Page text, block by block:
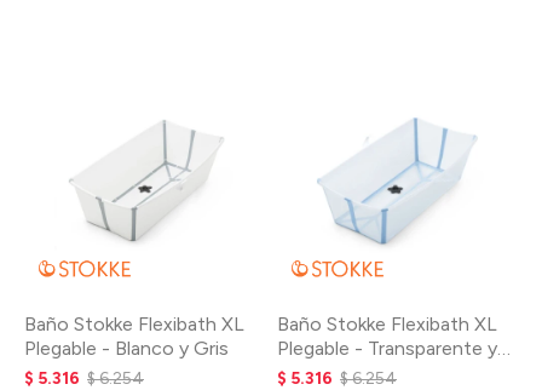
Baño Stokke Flexibath XL
Plegable - Blanco y Gris
$ 5.316 $6.254
Baño Stokke Flexibath XL
Plegable - Transparente y
Celeste
$ 5.316 $6.254